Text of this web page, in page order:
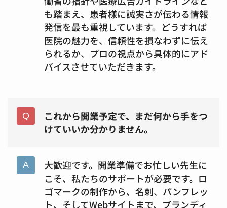
も踏まえ、患者様に誠実さが伝わる情報
発信を最も重視しています。どうすれば
医院の魅力を、信頼性を損なわずに伝え
られるか、プロの視点から具体的にアド
バイスさせていただきます。
これから開業予定で、まだ何から手をつ
けていいか分かりません。
大歓迎です。開業準備でお忙しい先生に
こそ、私たちのサポートが必要です。ロ
ゴマークの制作から、名刺、パンフレッ
ト、そしてWebサイトまで、ブランディ